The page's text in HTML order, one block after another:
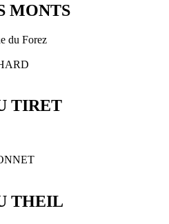
MONTS
du Forez
TIRET
THEIL